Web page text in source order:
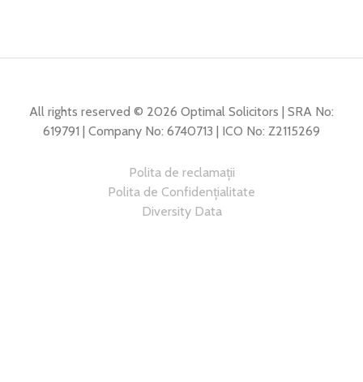
All rights reserved © 2026 Optimal Solicitors | SRA No:
619791 | Company No: 6740713 | ICO No: Z2115269
Polita de reclamații
Polita de Confidențialitate
Diversity Data